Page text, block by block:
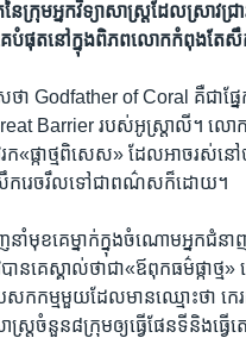
អ្នក​វិទ្យាសាស្ត្រ​ដែល​ស្រាវជ្រ
ជាង​គេ​បំផុតនៅ​ក្នុង​ពិភពលោក​កំពុ
ថា Godfather of Coral គឺ​ជា​ផ្ន
Barrier របស់​អូស្ត្រាលី។ ល
ក«​ផ្កាថ្ម​ពិសេស» ដែល​អាចរស់នៅ​ប
ក​រេចរឹល​ទៅ​ជា​ពណ៌​ស​ក៏​ដោយ។​
មុខ​គេ​ម្នាក់​ក្នុង​ចំណោម​អ្នក​ជំនា
គេ​ស្គាល់​ថា​ជា​«ឪពុក​ធម៌​ផ្កាថ្ម
សកកម្ម​មួយ​ដែល​មាន​ឈ្មោះ​ថា ក
ស្ត្រ​ចំនួន​៨​ក្រុម​ឲ្យ​ធ្វើ​ផែនទី​និង​ធ្វ